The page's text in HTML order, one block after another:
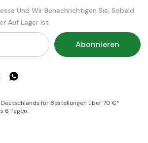
Und Wir Benachrichtigen Sie, Sobald
Auf Lager Ist
Abonnieren
für Bestellungen über 70 €*
6 Tagen.